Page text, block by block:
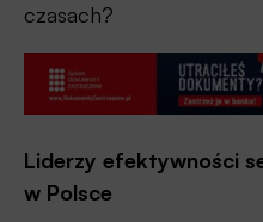
czasach?
Liderzy efektywności
w Polsce